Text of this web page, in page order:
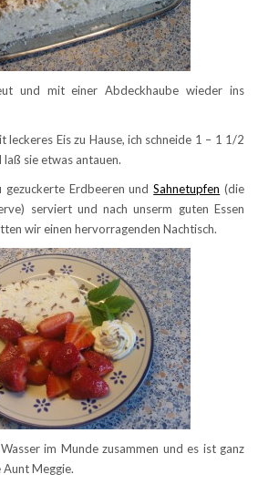
und mit einer Abdeckhaube wieder ins
leckeres Eis zu Hause, ich schneide 1 – 1 1/2
laß sie etwas antauen.
gezuckerte Erdbeeren undSahnetupfen (die
serviert und nach unserm guten Essen
wir einen hervorragenden Nachtisch.
im Munde zusammen und es ist ganz
Aunt Meggie.